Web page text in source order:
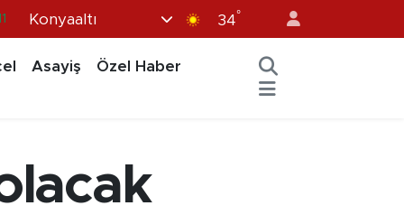
Konyaaltı 34°
Asayiş
Özel Haber